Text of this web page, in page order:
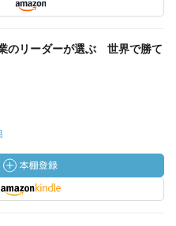
のリーダーが選ぶ 世界で勝て